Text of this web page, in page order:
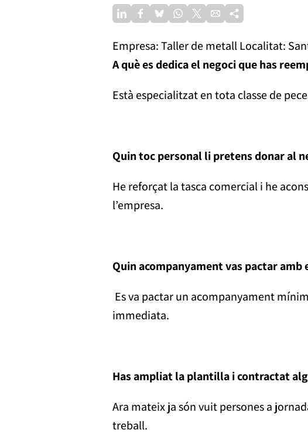
Empresa: Taller de metall Localitat:
A què es dedica el negoci que has
Està especialitzat en tota classe de
Quin toc personal li pretens donar al
He reforçat la tasca comercial i he
l’empresa.
Quin acompanyament vas pactar
Es va pactar un acompanyament
immediata.
Has ampliat la plantilla i contractat
Ara mateix ja són vuit persones a
treball.